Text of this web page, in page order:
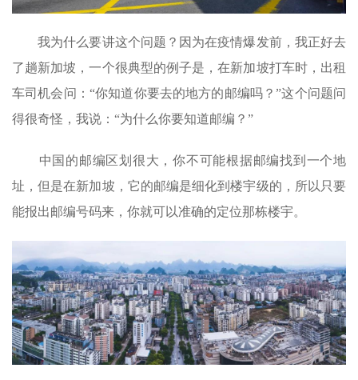
我为什么要讲这个问题？因为在疫情爆发前，我正好去
了趟新加坡，一个很典型的例子是，在新加坡打车时，出租
车司机会问：“你知道你要去的地方的邮编吗？”这个问题问
得很奇怪，我说：“为什么你要知道邮编？”
中国的邮编区划很大，你不可能根据邮编找到一个地
址，但是在新加坡，它的邮编是细化到楼宇级的，所以只要
能报出邮编号码来，你就可以准确的定位那栋楼宇。